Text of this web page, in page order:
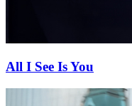
All I See Is You